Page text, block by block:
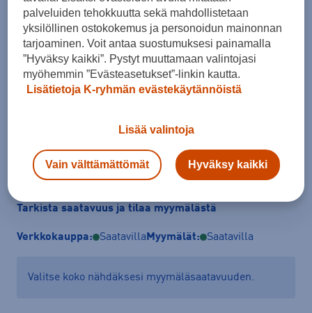
Koko
19 - 20 20 - 21 22 - 23 23 - 24 24 - 25 25 - 26
Kokotaulukko
Tarkista saatavuus ja tilaa myymälästä
Verkkokauppa: Saatavilla Myymälät: Saatavilla
Valitse koko nähdäksesi myymäläsaatavuuden.
palveluiden tehokkuutta sekä mahdollistetaan
yksilöllinen ostokokemus ja personoidun mainonnan
tarjoaminen. Voit antaa suostumuksesi painamalla
”Hyväksy kaikki”. Pystyt muuttamaan valintojasi
myöhemmin ”Evästeasetukset”-linkin kautta.
Lisätietoja K-ryhmän evästekäytännöistä
Lisää valintoja
Vain välttämättömät Hyväksy kaikki